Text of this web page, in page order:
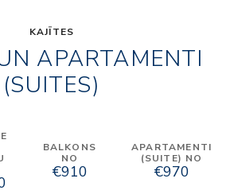
KAJĪTES
APARTAMENTI
(SUITES)
BALKONS
NO
€910
APARTAMENTI
(SUITE) NO
€970